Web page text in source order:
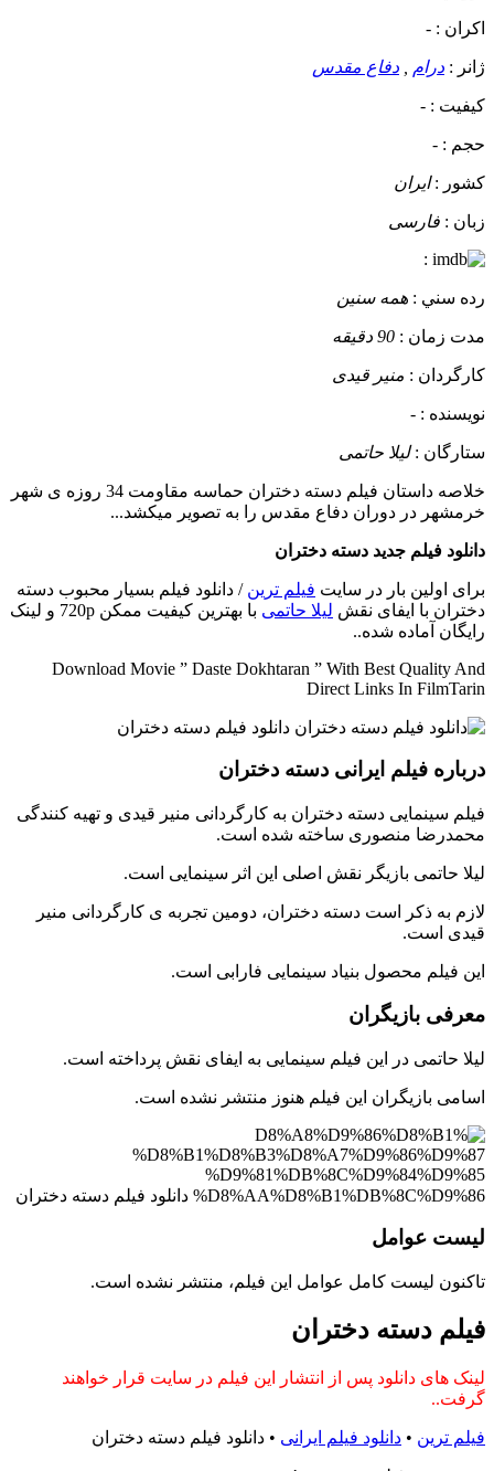
اکران : -
ژانر : درام دفاع مقدس
کيفيت : -
حجم : -
کشور :ایران
زبان : فارسی
:
رده سني : همه سنین
مدت زمان : 90 دقیقه
کارگردان : منیر قیدی
نويسنده : -
ستارگان :لیلا حاتمی
خلاصه داستان
فیلم دسته دختران حماسه مقاومت 34 روزه ی شهر
خرمشهر در دوران دفاع مقدس را به تصویر میکشد...
دانلود فیلم جدید دسته دختران
برای اولین بار در سایت فیلم ترین / دانلود فیلم بسیار محبوب دسته
دختران با ایفای نقش لیلا حاتمی
با بهترین کیفیت ممکن 720p و لینک
رایگان آماده شده..
Download Movie ” Daste Dokhtaran ” With Best Quality And
Direct Links In FilmTarin
درباره فیلم ایرانی دسته دختران
فیلم سینمایی دسته دختران به کارگردانی منیر قیدی و تهیه کنندگی
محمدرضا منصوری ساخته شده است.
لیلا حاتمی بازیگر نقش اصلی این اثر سینمایی است.
لازم به ذکر است دسته دختران، دومین تجربه ی کارگردانی منیر
قیدی است.
این فیلم محصول بنیاد سینمایی فارابی است.
معرفی بازیگران
لیلا حاتمی در این فیلم سینمایی به ایفای نقش پرداخته است.
اسامی بازیگران این فیلم هنوز منتشر نشده است.
لیست عوامل
تاکنون لیست کامل عوامل این فیلم، منتشر نشده است.
فیلم دسته دختران
لینک های دانلود پس از انتشار این فیلم در سایت قرار خواهند
گرفت..
فیلم ترین • دانلود فیلم ایرانی • دانلود فیلم دسته دختران